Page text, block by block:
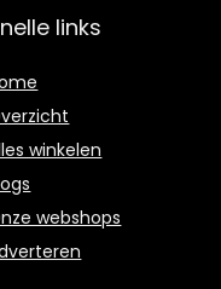
links
winkelen
webshops